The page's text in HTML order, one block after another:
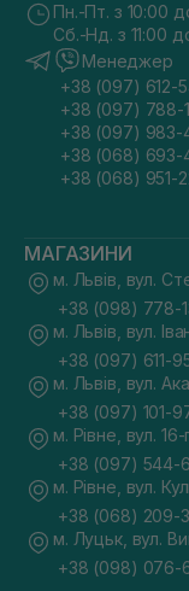
Пн.-Пт. з 10:00
Сб.-Нд. з 11:00
Менеджер
+38 (097) 612-
+38 (097) 788-
+38 (097) 983-
+38 (068) 693-
+38 (068) 951-
МАГАЗИНИ
м. Львів, вул.
+38 (098) 778-
м. Львів, вул.
+38 (097) 611-
м. Львів, вул.
+38 (097) 101-
м. Рівне, вул.
+38 (097) 544-
м. Рівне, вул.
+38 (068) 209-
м. Луцьк, вул.
+38 (098) 076-